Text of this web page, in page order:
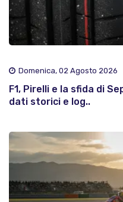
Domenica, 02 Agosto 2026
F1, Pirelli e la sfida di
dati storici e log..